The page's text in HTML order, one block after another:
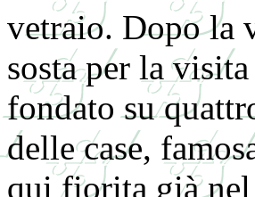
vetraio. Dopo la
sosta per la
fondato su
delle case,
qui fiorita già